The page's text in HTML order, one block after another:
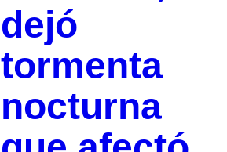
dejó
tormenta
nocturna